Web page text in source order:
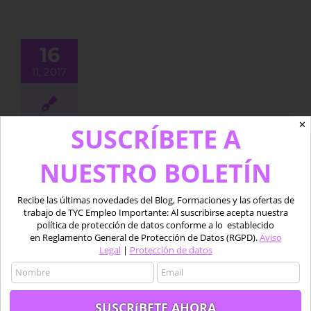
16
11, 2017
regulación
que
por llegar
Detalles sobre la nueva
regulación de drones que está
por llegar
PorLuis Fernando Antolín | noviembre 16th, 2017 | BLOG | Sin
comentarios
Hace unas semanas, el ministro de Fomento Iñigo
de la Serna explicaba en el Congreso los avances en
referencia al Real Decreto que será aprobado
previsiblemente a finales de este año, y el
compromiso del gobierno con el sector de los
✕
SUSCRÍBETE A
NUESTRO BOLETÍN
Recibe las últimas novedades del Blog, Formaciones y las ofertas de
trabajo de TYC Empleo Importante: Al suscribirse acepta nuestra
política de protección de datos conforme a lo establecido
en Reglamento General de Protección de Datos (RGPD).Aviso
Legal| Protección de datos